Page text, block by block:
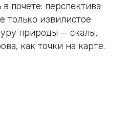
почете: перспектива
только извилистое
природы — скалы,
как точки на карте.